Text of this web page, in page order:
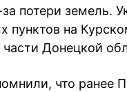
потери земель.
пунктов на
части Донецкой
что ранее